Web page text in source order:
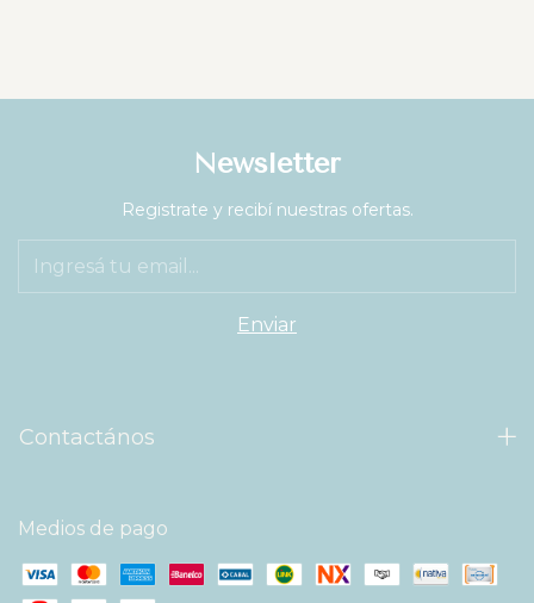
Newsletter
Registrate y recibí nuestras ofertas.
Contactános
Medios de pago